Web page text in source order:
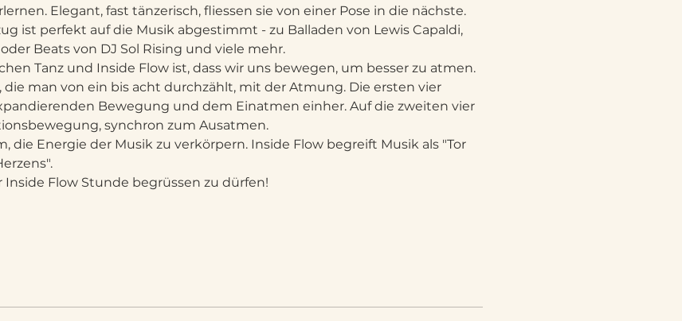
Elegant, fast tänzerisch, fliessen sie von einer Pose in die nächste.
ist perfekt auf die Musik abgestimmt - zu Balladen von Lewis Capaldi,
Beats von DJ Sol Rising und viele mehr.
Tanz und Inside Flow ist, dass wir uns bewegen, um besser zu atmen.
die man von ein bis acht durchzählt, mit der Atmung. Die ersten vier
Bewegung und dem Einatmen einher. Auf die zweiten vier
synchron zum Ausatmen.
die Energie der Musik zu verkörpern. Inside Flow begreift Musik als "Tor
Flow Stunde begrüssen zu dürfen!